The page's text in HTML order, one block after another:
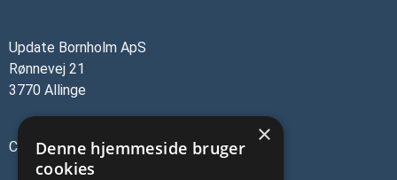
Update Bornholm ApS
Rønnevej 21
3770 Allinge
CVR-nr.: 45137473 ×
Denne hjemmeside bruger
cookies